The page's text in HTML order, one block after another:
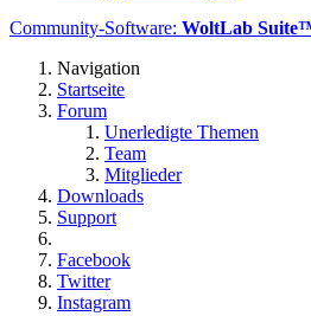
Community-Software: WoltLab
Navigation
Startseite
Forum
Unerledigte Themen
Team
Mitglieder
Downloads
Support
Facebook
Twitter
Instagram